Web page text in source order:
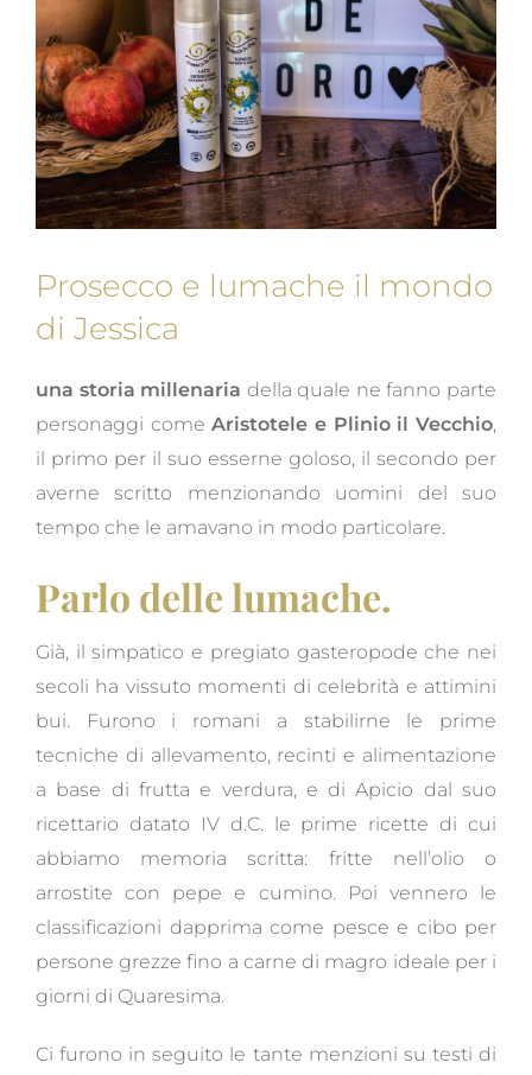
Prosecco e lumache il mondo
di Jessica
una storia millenaria della quale ne fanno parte
personaggi comeAristotele e Plinio il Vecchio,
il primo per il suo esserne goloso, il secondo per
averne scritto menzionando uomini del suo
tempo che le amavano in modo particolare.
Parlo delle lumache.
Già, il simpatico e pregiato gasteropode che nei
secoli ha vissuto momenti di celebrità e attimini
bui. Furono i romani a stabilirne le prime
tecniche di allevamento, recinti e alimentazione
a base di frutta e verdura, e di Apicio dal suo
ricettario datato IV d.C. le prime ricette di cui
abbiamo memoria scritta: fritte nell’olio o
arrostite con pepe e cumino. Poi vennero le
classificazioni dapprima come pesce e cibo per
persone grezze fino a carne di magro ideale per i
giorni di Quaresima.
Ci furono in seguito le tante menzioni su testi di